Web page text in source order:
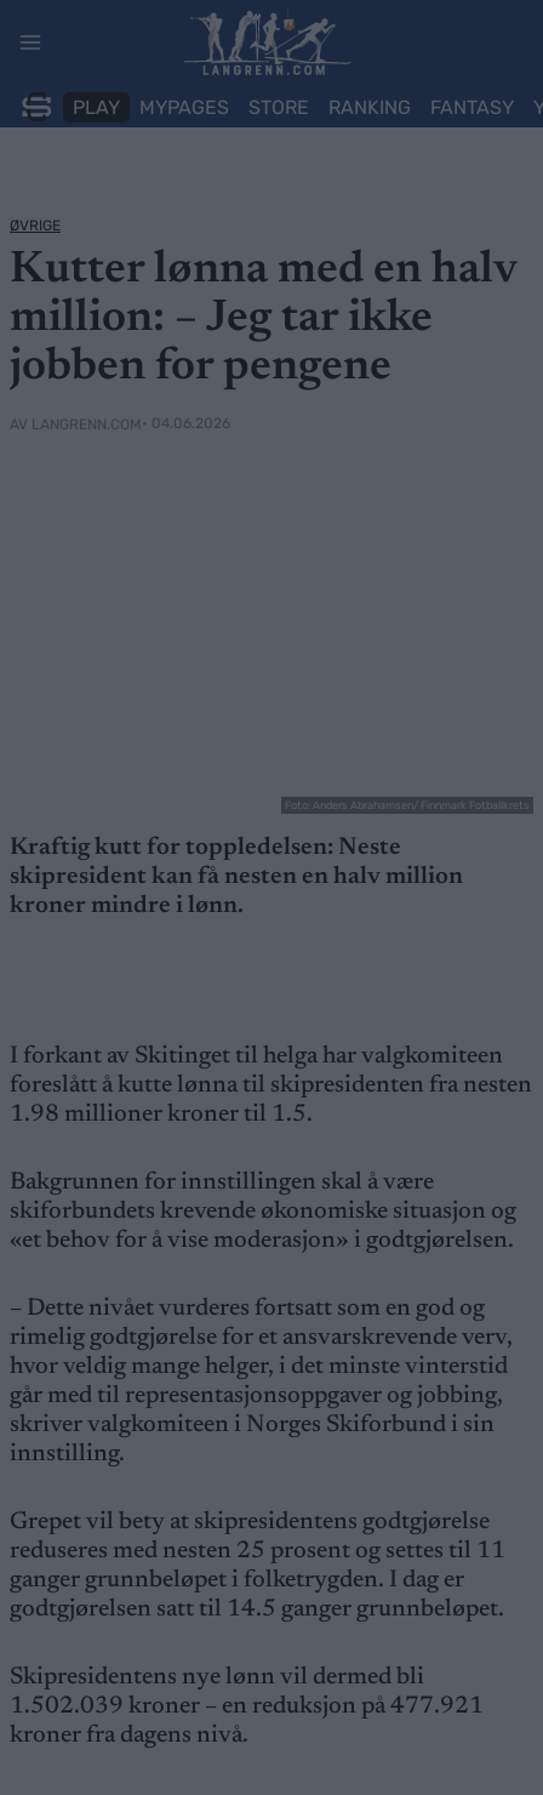
PLAY MYPAGES STORE RANKING FANTASY
ØVRIGE
Kutter lønna med en halv
million: – Jeg tar ikke
jobben for pengene
AV LANGRENN.COM • 04.06.2026
Foto: Anders Abrahamsen/ Finnmark Fotballkrets
Kraftig kutt for toppledelsen: Neste
skipresident kan få nesten en halv million
kroner mindre i lønn.
I forkant av Skitinget til helga har valgkomiteen
foreslått å kutte lønna til skipresidenten fra nesten
1.98 millioner kroner til 1.5.
Bakgrunnen for innstillingen skal å være
skiforbundets krevende økonomiske situasjon og
«et behov for å vise moderasjon» i godtgjørelsen.
– Dette nivået vurderes fortsatt som en god og
rimelig godtgjørelse for et ansvarskrevende verv,
hvor veldig mange helger, i det minste vinterstid
går med til representasjonsoppgaver og jobbing,
skriver valgkomiteen i Norges Skiforbund i sin
innstilling.
Grepet vil bety at skipresidentens godtgjørelse
reduseres med nesten 25 prosent og settes til 11
ganger grunnbeløpet i folketrygden. I dag er
godtgjørelsen satt til 14.5 ganger grunnbeløpet.
Skipresidentens nye lønn vil dermed bli
1.502.039 kroner – en reduksjon på 477.921
kroner fra dagens nivå.